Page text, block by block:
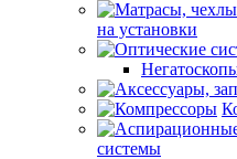
на установки
системы